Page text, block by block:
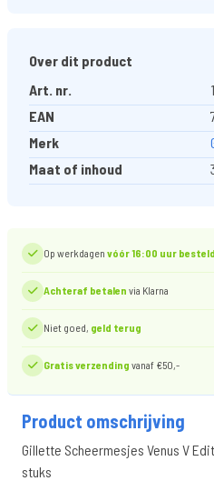
Over dit product
Art. nr.
EAN
Merk
Maat of inhoud
Op werkdagen vóór 16:00 uur besteld
Achteraf betalen via Klarna
Niet goed, geld terug
Gratis verzending vanaf €50,-
Product omschrijving
Gillette Scheermesjes Venus V
stuks